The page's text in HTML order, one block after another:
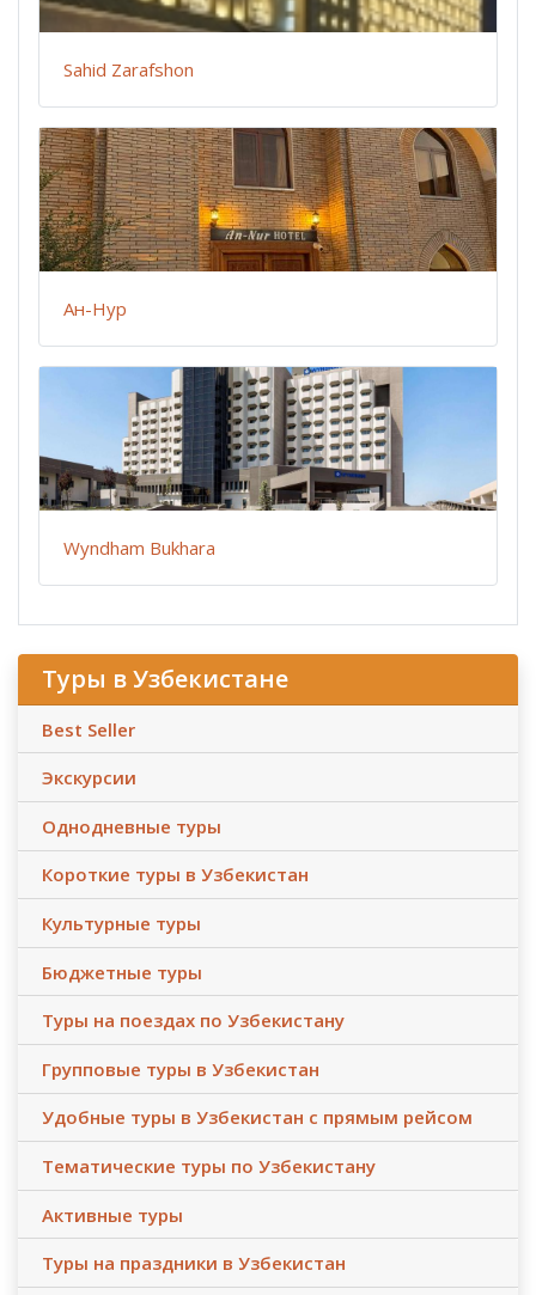
Sahid Zarafshon
Ан-Нур
Wyndham Bukhara
Туры в Узбекистане
Best Seller
Экскурсии
Однодневные туры
Короткие туры в Узбекистан
Культурные туры
Бюджетные туры
Туры на поездах по Узбекистану
Групповые туры в Узбекистан
Удобные туры в Узбекистан с прямым рейсом
Тематические туры по Узбекистану
Активные туры
Туры на праздники в Узбекистан